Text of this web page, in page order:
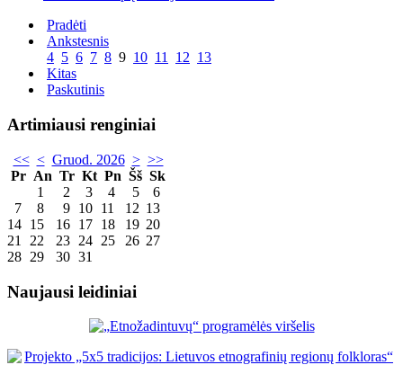
Pradėti
Ankstesnis
4 5 6 7 8 9 10 11 12 13
Kitas
Paskutinis
Artimiausi renginiai
<< < Gruod. 2026 > >>
Pr An Tr Kt Pn Šš Sk
1
2 3 4 5
6
7
8 9 10 11 12 13
14 15 16 17 18 19 20
21
22 23 24 25 26 27
28 29 30 31
Naujausi leidiniai